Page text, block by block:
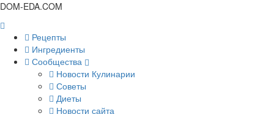
DOM-EDA.COM
Рецепты
Ингредиенты
Сообщества
Новости Кулинарии
Советы
Диеты
Новости сайта